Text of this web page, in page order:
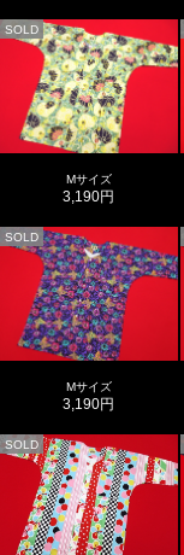
SOLD
Mサイズ
3,190円
SOLD
Mサイズ
3,190円
SOLD